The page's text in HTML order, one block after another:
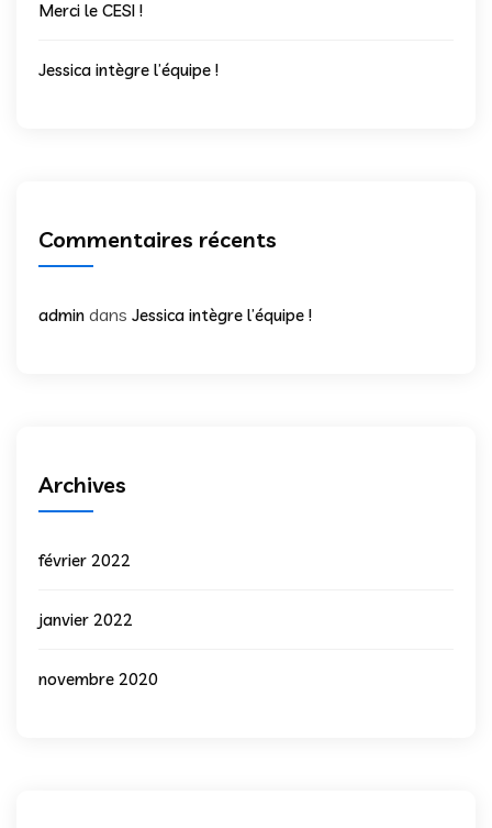
Merci le CESI !
Jessica intègre l’équipe !
Commentaires récents
admin dans Jessica intègre l’équipe !
Archives
février 2022
janvier 2022
novembre 2020